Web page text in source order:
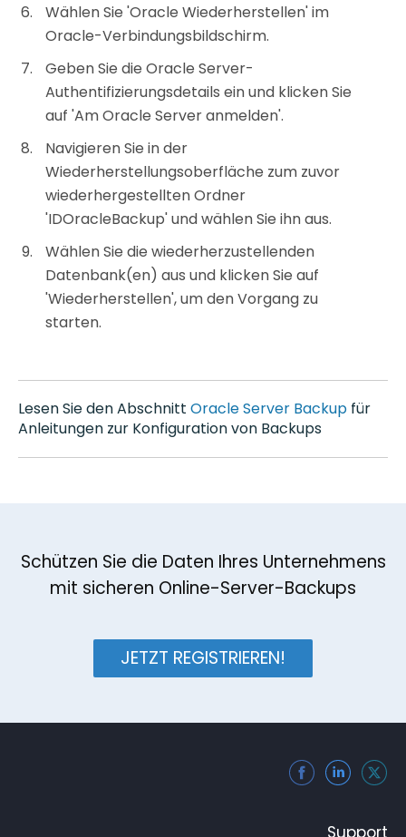
Wählen Sie 'Oracle Wiederherstellen' im
Oracle-Verbindungsbildschirm.
Geben Sie die Oracle Server-
Authentifizierungsdetails ein und klicken Sie
auf 'Am Oracle Server anmelden'.
Navigieren Sie in der
Wiederherstellungsoberfläche zum zuvor
wiederhergestellten Ordner
'IDOracleBackup' und wählen Sie ihn aus.
Wählen Sie die wiederherzustellenden
Datenbank(en) aus und klicken Sie auf
'Wiederherstellen', um den Vorgang zu
starten.
Lesen Sie den Abschnitt Oracle Server Backup für
Anleitungen zur Konfiguration von Backups
Schützen Sie die Daten Ihres Unternehmens
mit sicheren Online-Server-Backups
JETZT REGISTRIEREN!
Support